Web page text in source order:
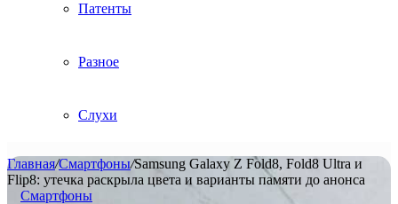
Патенты
Разное
Слухи
Главная/Смартфоны/Samsung Galaxy Z Fold8, Fold8 Ultra и
Flip8: утечка раскрыла цвета и варианты памяти до анонса
Смартфоны